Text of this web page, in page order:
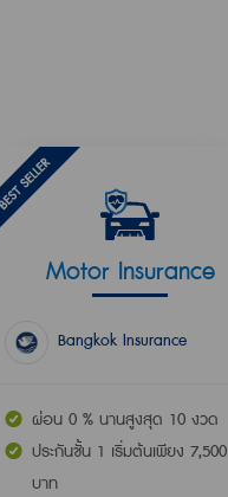
Motor Insurance
Bangkok Insurance
ผ่อน 0 % นานสูงสุด 10 งวด
ประกันชั้น 1 เริ่มต้นเพียง 7,500
บาท